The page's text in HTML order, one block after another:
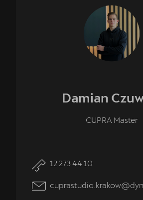
Damian
CUPRA Master
12 273 44 10